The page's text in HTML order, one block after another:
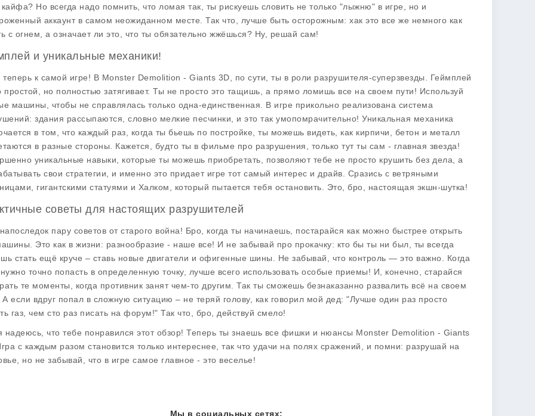
Но всегда надо помнить, что ломая так, ты рискуешь словить не только "лыжню" в игре, но и
аккаунт в самом неожиданном месте. Так что, лучше быть осторожным: хак это все же немного как
с огнем, а означает ли это, что ты обязательно жжёшься? Ну, решай сам!
и уникальные механики!
теперь к самой игре! В Monster Demolition - Giants 3D, по сути, ты в роли разрушителя-суперзвезды. Геймплей
простой, но полностью затягивает. Ты не просто это тащишь, а прямо ломишь все на своем пути! Используй
машины, чтобы не справлялась только одна-единственная. В игре прикольно реализована система
здания рассыпаются, словно мелкие песчинки, и это так умопомрачительно! Уникальная механика
в том, что каждый раз, когда ты бьешь по постройке, ты можешь видеть, как кирпичи, бетон и металл
в разные стороны. Кажется, будто ты в фильме про разрушения, только тут ты сам - главная звезда!
уникальные навыки, которые ты можешь приобретать, позволяют тебе не просто крушить без дела, а
свои стратегии, и именно это придает игре тот самый интерес и драйв. Сразись с ветряными
гигантскими статуями и Халком, который пытается тебя остановить. Это, бро, настоящая экшн-шутка!
советы для настоящих разрушителей
пару советов от старого война! Бро, когда ты начинаешь, постарайся как можно быстрее открыть
Это как в жизни: разнообразие - наше все! И не забывай про прокачку: кто бы ты ни был, ты всегда
стать ещё круче – ставь новые двигатели и офигенные шины. Не забывай, что контроль — это важно. Когда
точно попасть в определенную точку, лучше всего использовать особые приемы! И, конечно, старайся
те моменты, когда противник занят чем-то другим. Так ты сможешь безнаказанно развалить всё на своем
А если вдруг попал в сложную ситуацию – не теряй голову, как говорил мой дед: "Лучше один раз просто
газ, чем сто раз писать на форум!" Так что, бро, действуй смело!
надеюсь, что тебе понравился этот обзор! Теперь ты знаешь все фишки и нюансы Monster Demolition - Giants
с каждым разом становится только интереснее, так что удачи на полях сражений, и помни: разрушай на
но не забывай, что в игре самое главное - это веселье!
Мы в социальных сетях: